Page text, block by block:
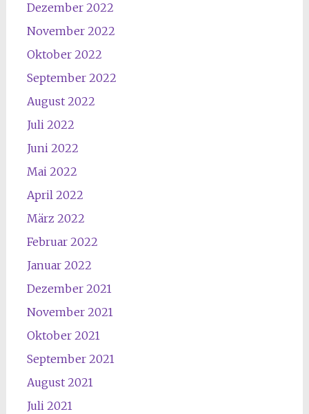
Dezember 2022
November 2022
Oktober 2022
September 2022
August 2022
Juli 2022
Juni 2022
Mai 2022
April 2022
März 2022
Februar 2022
Januar 2022
Dezember 2021
November 2021
Oktober 2021
September 2021
August 2021
Juli 2021